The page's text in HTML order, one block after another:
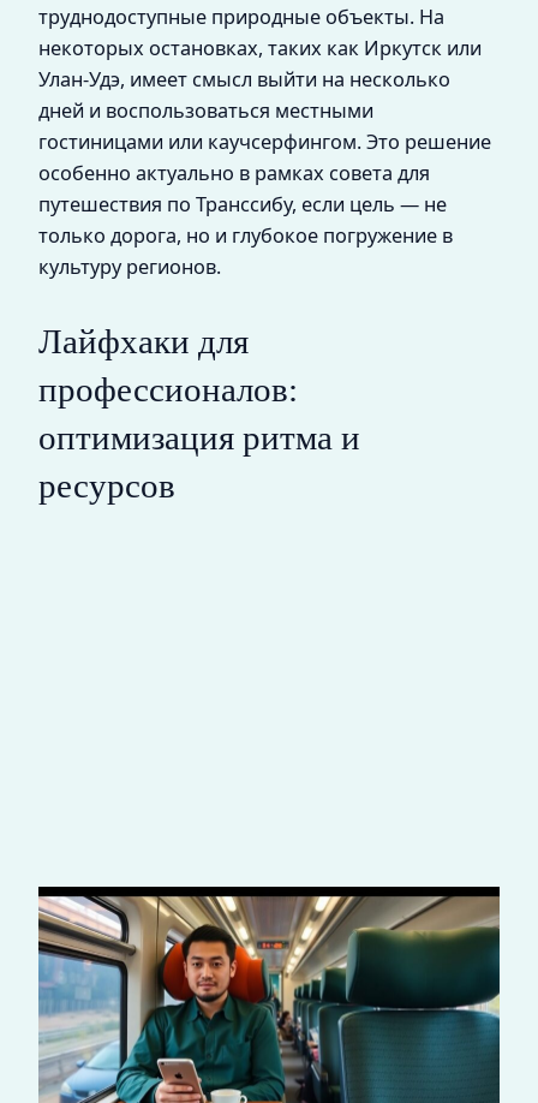
труднодоступные природные объекты. На
некоторых остановках, таких как Иркутск или
Улан-Удэ, имеет смысл выйти на несколько
дней и воспользоваться местными
гостиницами или каучсерфингом. Это решение
особенно актуально в рамках совета для
путешествия по Транссибу, если цель — не
только дорога, но и глубокое погружение в
культуру регионов.
Лайфхаки для
профессионалов:
оптимизация ритма и
ресурсов